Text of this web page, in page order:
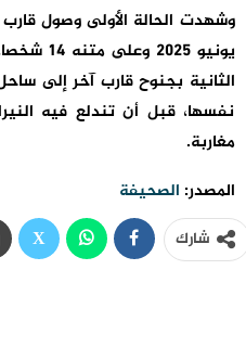
يونيو
نفسها، قبل أن تندلع فيه
مغاربة.
المصدر: الصحيفة
شارك